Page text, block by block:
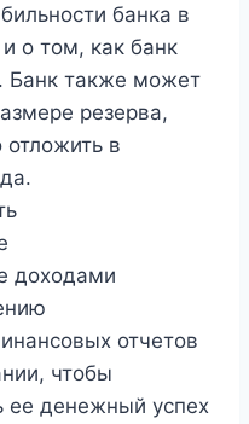
банка в
о том, как банк
Банк также может
резерва,
в
доходами
отчетов
чтобы
ее денежный успех